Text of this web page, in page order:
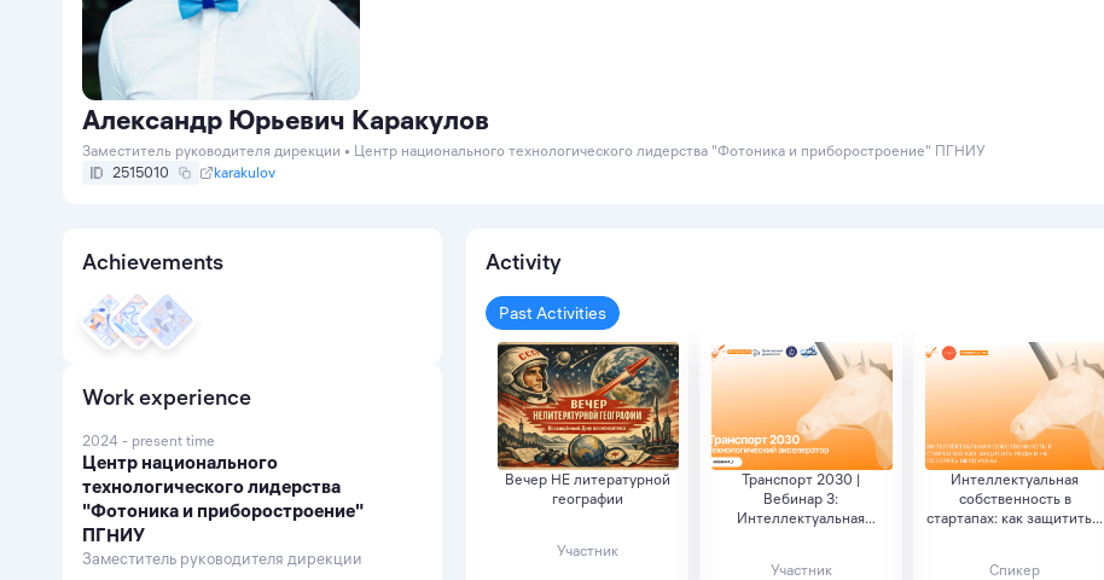
Александр Юрьевич Каракулов
Заместитель руководителя дирекции • Центр национального технологического лидерства "Фотоника и приборостроение" ПГНИУ
2515010
karakulov
Achievements
Work experience
2024 - present time
Центр национального
технологического лидерства
"Фотоника и приборостроение"
ПГНИУ
Заместитель руководителя дирекции
Activity
Past Activities
Вечер НЕ литературной
географии
Участник
Транспорт 2030 |
Вебинар 3:
Интеллектуальная
Участник
Интеллектуальная
собственность в
стартапах: как защитить...
Спикер